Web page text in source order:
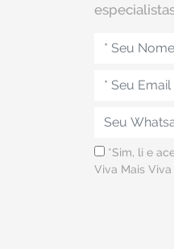
*Sim, li e
Viva Mais